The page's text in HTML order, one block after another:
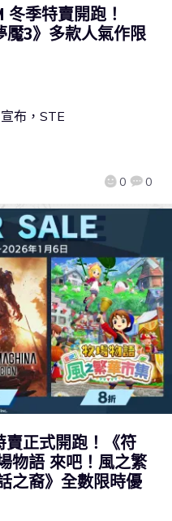
季特賣開跑！
魘3》多款人氣作限
0 0
布，STE
正式開跑！《符
物語 來吧！風之繁
之裔》全數限時優